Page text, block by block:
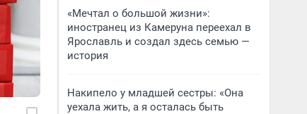
«Мечтал о большой жизни»:
иностранец из Камеруна переехал в
Ярославль и создал здесь семью —
история
Накипело у младшей сестры: «Она
уехала жить, а я осталась быть